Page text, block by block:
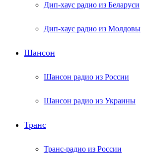
Дип-хаус радио из Беларуси
Дип-хаус радио из Молдовы
Шансон
Шансон радио из России
Шансон радио из Украины
Транс
Транс-радио из России